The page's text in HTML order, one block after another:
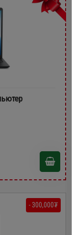
- 300,000₮